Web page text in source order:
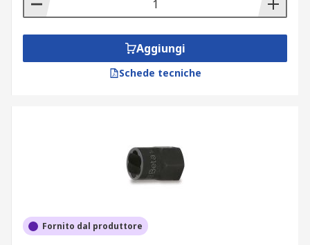
Aggiungi
Schede tecniche
Fornito dal produttore